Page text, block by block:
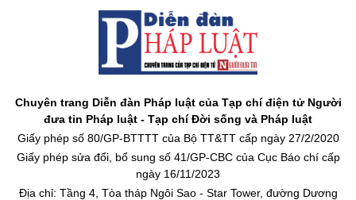
Chuyên trang Diễn đàn Pháp luật của Tạp chí điện tử Người
đưa tin Pháp luật - Tạp chí Đời sống và Pháp luật
Giấy phép số 80/GP-BTTTT của Bộ TT&TT cấp ngày 27/2/2020
Giấy phép sửa đổi, bổ sung số 41/GP-CBC của Cục Báo chí cấp
ngày 16/11/2023
Địa chỉ: Tầng 4, Tòa tháp Ngôi Sao - Star Tower, đường Dương